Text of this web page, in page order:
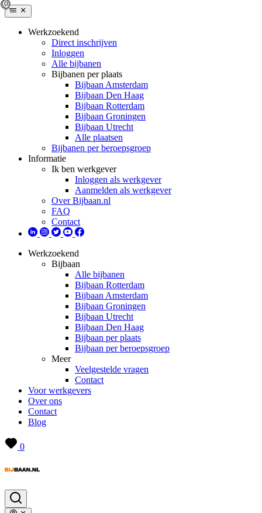
Werkzoekend
Direct inschrijven
Inloggen
Alle bijbanen
Bijbanen per plaats
Bijbaan Amsterdam
Bijbaan Den Haag
Bijbaan Rotterdam
Bijbaan Groningen
Bijbaan Utrecht
Alle plaatsen
Bijbanen per beroepsgroep
Informatie
Ik ben werkgever
Inloggen als werkgever
Aanmelden als werkgever
Over Bijbaan.nl
FAQ
Contact
Werkzoekend
Bijbaan
Alle bijbanen
Bijbaan Rotterdam
Bijbaan Amsterdam
Bijbaan Groningen
Bijbaan Utrecht
Bijbaan Den Haag
Bijbaan per plaats
Bijbaan per beroepsgroep
Meer
Veelgestelde vragen
Contact
Voor werkgevers
Over ons
Contact
Blog
0